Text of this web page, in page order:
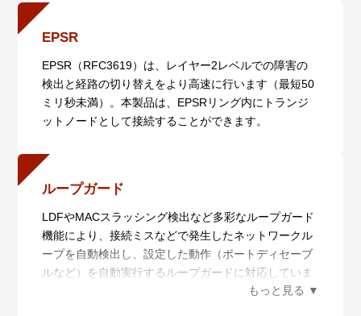
交換機器の自動復旧（オートリカバリー）、複数AMF
Plusメンバーに対するファームウェアの一括アップグ
・非AMF Plus装置対応（ワイドエリアバーチャルリン
ク）
非AMF Plus装置の混在や広域商用回線を介したAMF
Plusネットワークの構築が可能です。
AMF Plusメンバーの自動復旧にも対応します（ネイバ
ーリカバリー、シングルノードリカバリー）。
・分散マスター処理（AMF Plusコントローラー）
AMF Plusマスターの分散配置と統合管理により、大規
模ネットワークに対応します。
さらに、AMF PlusとAT-Vista Manager EXと連携させ
ることにより収集・分析されたネットワーク全体の情
報を俯瞰的に可視化し、ネットワーク管理者の意図に
ます。
LD-VCS（ロングディスタンス－バーチャルシャーシ
す。これにより、離れたロケーションにあるスイッチ
を仮想的に1台のスイッチ化し、シンプルかつ冗長性
に優れたネットワークコアの提供が可能となります。
対応できます。
EPSR
EPSR（RFC3619）は、レイヤー2レベルでの障害の
検出と経路の切り替えをより高速に行います（最短50
ミリ秒未満）。本製品は、EPSRリング内にトランジ
ットノードとして接続することができます。
ループガード
LDFやMACスラッシング検出など多彩なループガード
機能により、接続ミスなどで発生したネットワークル
ープを自動検出し、設定した動作（ポートディセーブ
ルなど）を自動実行するループガードに対応していま
す。LEDの点滅で視覚的に表示されるため、該当ポー